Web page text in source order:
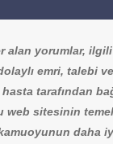
alan yorumlar,
emri, talebi
tarafından
web sitesinin
daha